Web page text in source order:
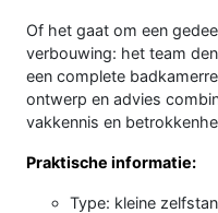
Of het gaat om een
verbouwing: het team
een complete
ontwerp en advies
vakkennis en
Praktische informatie:
Type: kleine